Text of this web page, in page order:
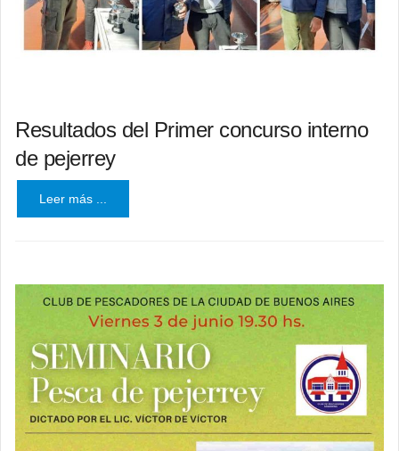
Resultados del Primer concurso interno
de pejerrey
Leer más ...